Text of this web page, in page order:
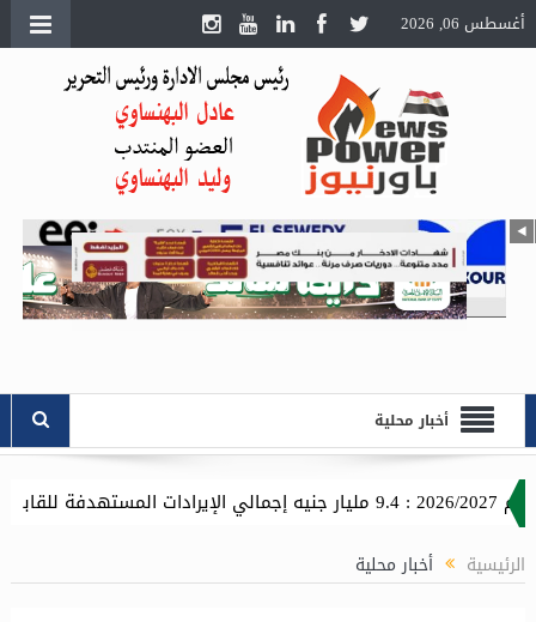
أغسطس 06, 2026
أخبار محلية
2026
الرئيسية أخبار محلية